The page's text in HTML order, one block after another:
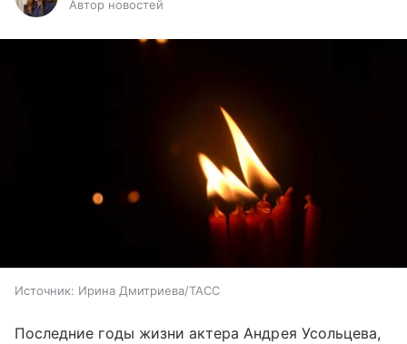
Автор новостей
Источник: Ирина Дмитриева/ТАСС
Последние годы жизни актера Андрея Усольцева,